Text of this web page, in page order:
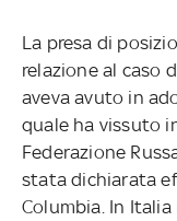
La presa di
relazione al caso
aveva avuto in
quale ha vissuto
Federazione
stata dichiarata
Columbia. In